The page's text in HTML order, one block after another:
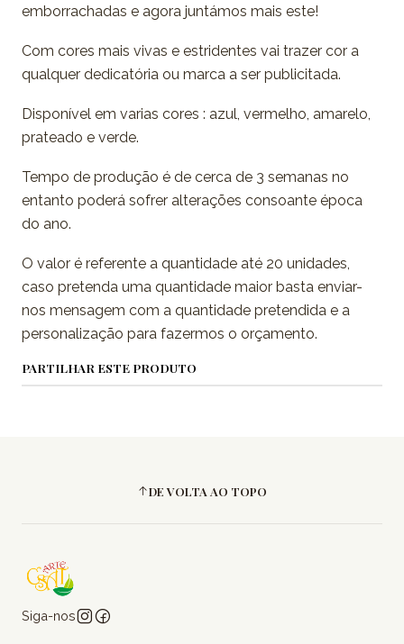
emborrachadas e agora juntámos mais este!
Com cores mais vivas e estridentes vai trazer cor a
qualquer dedicatória ou marca a ser publicitada.
Disponível em varias cores : azul, vermelho, amarelo,
prateado e verde.
Tempo de produção é de cerca de 3 semanas no
entanto poderá sofrer alterações consoante época
do ano.
O valor é referente a quantidade até 20 unidades,
caso pretenda uma quantidade maior basta enviar-
nos mensagem com a quantidade pretendida e a
personalização para fazermos o orçamento.
PARTILHAR ESTE PRODUTO
DE VOLTA AO TOPO
Siga-nos